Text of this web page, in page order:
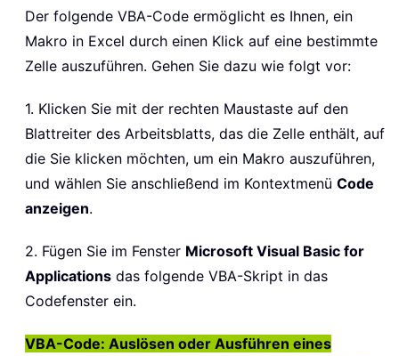
Der folgende VBA-Code ermöglicht es Ihnen, ein
Makro in Excel durch einen Klick auf eine bestimmte
Zelle auszuführen. Gehen Sie dazu wie folgt vor:
1. Klicken Sie mit der rechten Maustaste auf den
Blattreiter des Arbeitsblatts, das die Zelle enthält, auf
die Sie klicken möchten, um ein Makro auszuführen,
und wählen Sie anschließend im Kontextmenü Code
anzeigen.
2. Fügen Sie im Fenster Microsoft Visual Basic for
Applications das folgende VBA-Skript in das
Codefenster ein.
VBA-Code: Auslösen oder Ausführen eines